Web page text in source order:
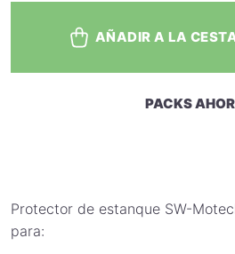
AÑADIR A LA
PACKS
Protector de estanque SW-
para: